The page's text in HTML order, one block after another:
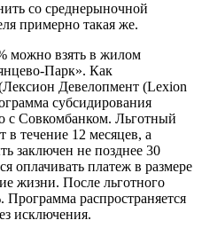
со среднерыночной
примерно такая же.
можно взять в жилом
Парк». Как
Девелопмент (Lexion
субсидирования
с Совкомбанком. Льготный
в течение 12 месяцев, а
заключен не позднее 30
оплачивать платеж в размере
жизни. После льготного
Программа распространяется
исключения.